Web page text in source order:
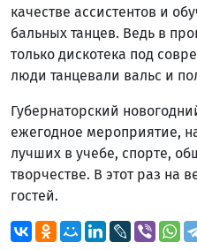
качестве ассистентов и
бальных танцев. Ведь в
только дискотека под
люди танцевали вальс и
Губернаторский
ежегодное мероприятие,
лучших в учебе, спорте,
творчестве. В этот раз на
гостей.